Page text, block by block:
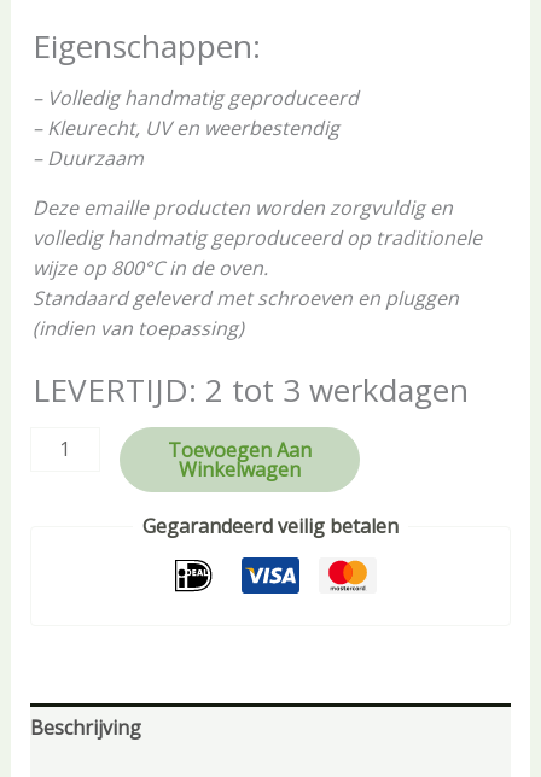
Eigenschappen:
– Volledig handmatig geproduceerd
– Kleurecht, UV en weerbestendig
– Duurzaam
Deze emaille producten worden zorgvuldig en
volledig handmatig geproduceerd op traditionele
wijze op 800°C in de oven.
Standaard geleverd met schroeven en pluggen
(indien van toepassing)
LEVERTIJD: 2 tot 3 werkdagen
Toevoegen Aan
Winkelwagen
Gegarandeerd veilig betalen
Beschrijving